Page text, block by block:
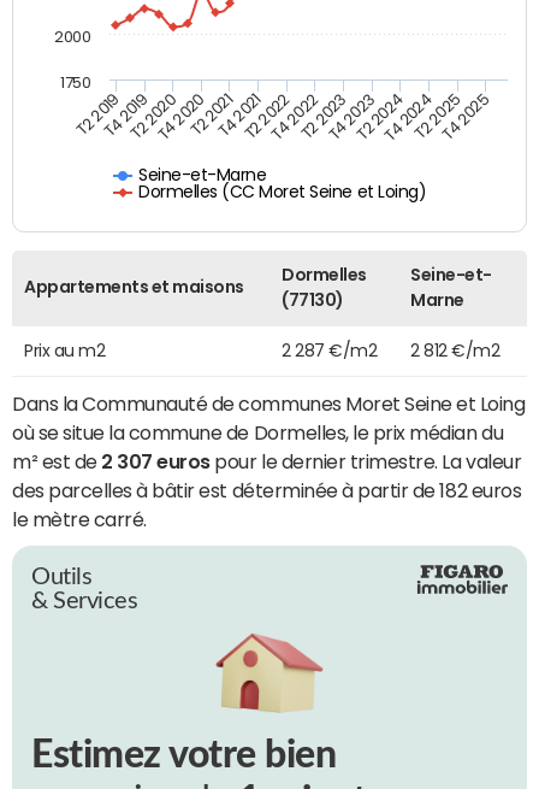
Seine-et-Marne
Dormelles (CC Moret Seine et Loing)
T2 2019T4 2019T2 2020T4 2020T2 2021T4 2021T2 2022T4 2022T2 2023T4 2023T2 2024T4 2024T2 2025T4 2025
1750
2000
Appartements et maisons
Dormelles
(77130)
Seine-et-
Marne
Prix au m2 2 287 €/m2 2 812 €/m2
Dans la Communauté de communes Moret Seine et Loing
où se situe la commune de Dormelles, le prix médian du
m² est de 2 307 eurospour le dernier trimestre. La valeur
des parcelles à bâtir est déterminée à partir de 182 euros
le mètre carré.
Outils
& Services
Estimez votre bien